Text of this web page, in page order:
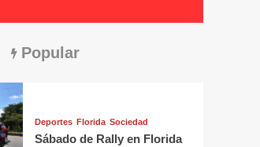
Popular
Deportes Florida Sociedad
Sábado de Rally en Florida